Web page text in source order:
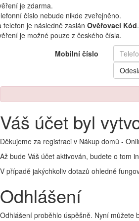
je zdarma.
číslo nebude nikde zveřejněno.
telefon je následně zaslán Ověřovací Kód.
je možné pouze z českého čísla.
Mobilní číslo
Váš účet byl
Děkujeme za registraci v Nákup domů -
Až bude Váš účet aktivován, budete o tom
V případě jakýchkoliv dotazů ohledně
Odhlášení
Odhlášení proběhlo úspěšně. Nyní můžete